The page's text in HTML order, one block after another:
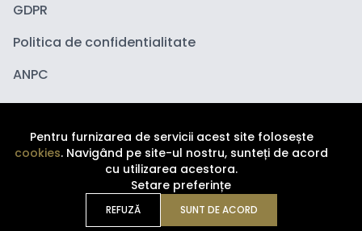
GDPR
Politica de confidentialitate
ANPC
Copyright ©2026Depozituldecosmetice.ro. Toate
drepturile sunt rezervate.
Pentru furnizarea de servicii acest site folosește
cookies. Navigând pe site-ul nostru, sunteți de acord
cu utilizarea acestora.
Setare preferințe
REFUZĂ SUNT DE ACORD